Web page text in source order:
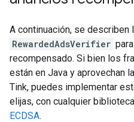
A continuación, se
RewardedAdsVerifier
recompensado. Si bien los
están en Java y aprovechan
Tink, puedes implementar
elijas, con cualquier
ECDSA.